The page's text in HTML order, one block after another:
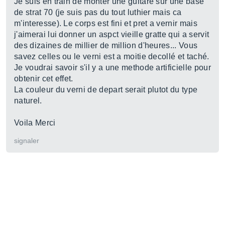
de strat 70 (je suis pas du tout luthier mais ca
m'interesse). Le corps est fini et pret a vernir mais
j'aimerai lui donner un aspct vieille gratte qui a servit
des dizaines de millier de million d'heures... Vous
savez celles ou le verni est a moitie decollé et taché.
Je voudrai savoir s'il y a une methode artificielle pour
obtenir cet effet.
La couleur du verni de depart serait plutot du type
naturel.
Voila Merci
signaler